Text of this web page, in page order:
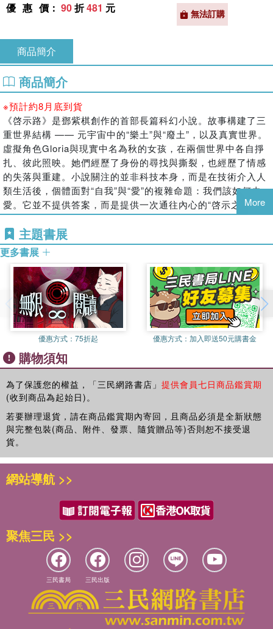
優惠價 ： 90折481 元
無法訂購
商品簡介
商品簡介
※預計約8月底到貨
《啓示路》是鄧紫棋創作的首部長篇科幻小說。故事構建了三
重世界結構 —— 元宇宙中的“樂土”與“廢土”，以及真實世界。
虛擬角色Gloria與現實中名為秋的女孩，在兩個世界中各自掙
扎、彼此照映。她們經歷了身份的尋找與撕裂，也經歷了情感
的失落與重建。小說關注的並非科技本身，而是在技術介入人
類生活後，個體面對“自我”與“愛”的複雜命題：我們該如何去
愛。它並不提供答案，而是提供一次通往內心的“啓示之路”。
More
主題書展
更多書展
優惠方式： 75折起 優惠方式： 加入即送50元購書金
購物須知
為了保護您的權益，「三民網路書店」 提供會員七日商品鑑賞期
(收到商品為起始日)。
若要辦理退貨，請在商品鑑賞期內寄回，且商品必須是全新狀態
與完整包裝(商品、附件、發票、隨貨贈品等)否則恕不接受退
貨。
網站導航 >>
聚焦三民 >>
三民書局 三民出版